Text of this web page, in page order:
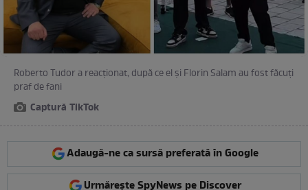
Roberto Tudor a reacționat, după ce el și Florin Salam au fost făcuți
praf de fani
Captură TikTok
Adaugă-ne ca sursă preferată în Google
Urmărește SpyNews pe Discover